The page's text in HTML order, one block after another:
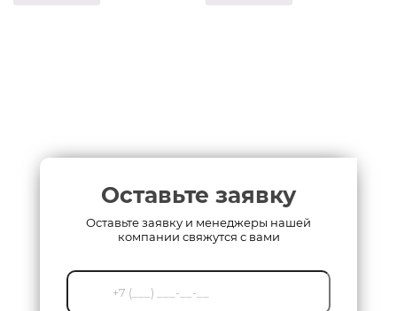
Оставьте заявку
Оставьте заявку и менеджеры нашей
компании свяжутся с вами